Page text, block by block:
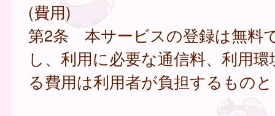
(費用)
第2条 本サービスの登録は無料
し、利用に必要な通信料、利用
る費用は利用者が負担するもの